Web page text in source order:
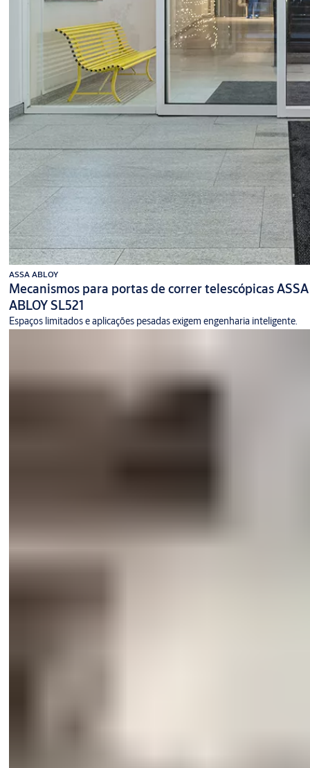
ASSA ABLOY
Mecanismos para portas de correr telescópicas ASSA
ABLOY SL521
Espaços limitados e aplicações pesadas exigem engenharia inteligente.